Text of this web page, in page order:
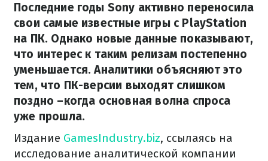
Последние годы Sony активно переносила
свои самые известные игры с PlayStation
на ПК. Однако новые данные показывают,
что интерес к таким релизам постепенно
уменьшается. Аналитики объясняют это
тем, что ПК-версии выходят слишком
поздно –когда основная волна спроса
уже прошла.
Издание GamesIndustry.biz, ссылаясь на
исследование аналитической компании